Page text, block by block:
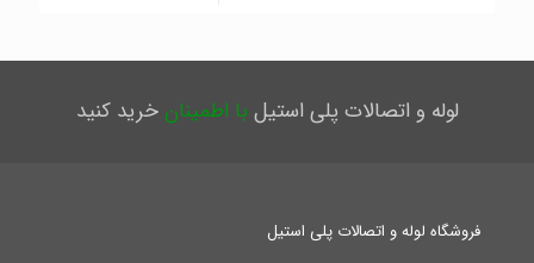
لوله و اتصالات پلی استیل با اطمینانخرید کنید
فروشگاه لوله و اتصالات پلی استیل